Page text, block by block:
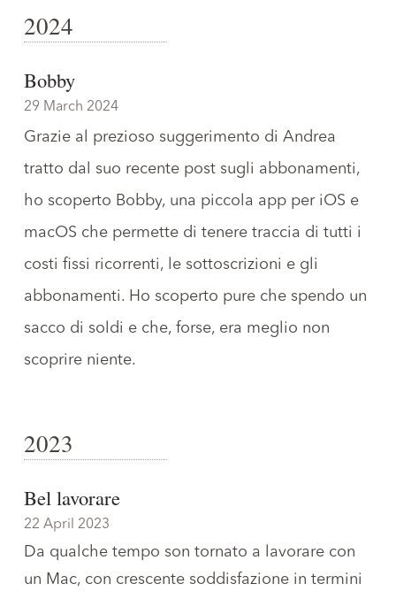
2024
Bobby
29 March 2024
Grazie al prezioso suggerimento di Andrea
tratto dal suo recente post sugli abbonamenti,
ho scoperto Bobby, una piccola app per iOS e
macOS che permette di tenere traccia di tutti i
costi fissi ricorrenti, le sottoscrizioni e gli
abbonamenti. Ho scoperto pure che spendo un
sacco di soldi e che, forse, era meglio non
scoprire niente.
2023
Bel lavorare
22 April 2023
Da qualche tempo son tornato a lavorare con
un Mac, con crescente soddisfazione in termini